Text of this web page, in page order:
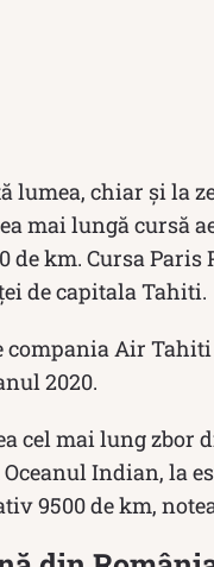
chiar și la
mai lungă cursă
de km. Cursa
de capitala Tahiti.
compania Air
2020.
cel mai lung zbor
Indian, la
9500 de km,